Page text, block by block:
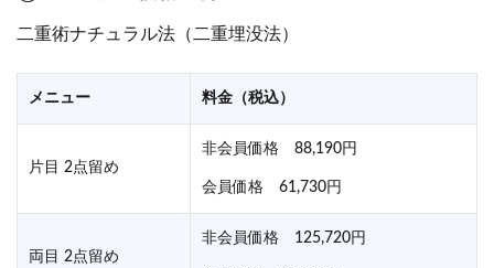
二重術ナチュラル法（二重埋没法）
メニュー 料金（税込）
片目 2点留め
非会員価格 88,190円
会員価格 61,730円
両目 2点留め
非会員価格 125,720円